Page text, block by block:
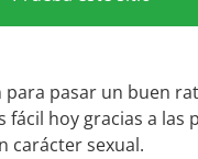
para pasar un buen
hoy gracias a las
carácter sexual.